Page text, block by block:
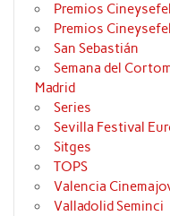
Premios
Premios
San Sebastián
Semana del
Madrid
Series
Sevilla Festival
Sitges
TOPS
Valencia
Valladolid Seminci